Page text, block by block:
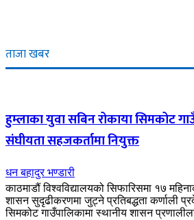
ताजा खबर
हुम्लाका युवा सबिन रोकाया सिमकोट
संघीयता सहजकर्तामा नियुक्त
धन बहादुर भण्डारी
काठमाडौं विश्वविद्यालयको सिफारिसमा १७
शासन सुदृढीकरणमा जुट्ने प्रतिबद्धता कर्णाली
सिमकोट गाउँपालिकामा स्थानीय शासन